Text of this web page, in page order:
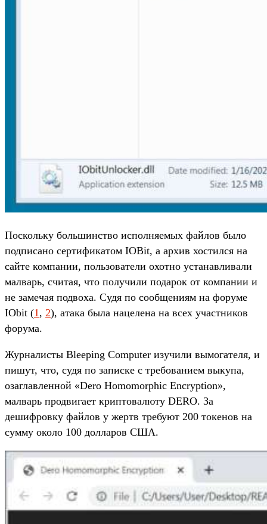
Поскольку большинство исполняемых файлов было
подписано сертификатом IOBit, а архив хостился на
сайте компании, пользователи охотно устанавливали
малварь, считая, что получили подарок от компании и
не замечая подвоха. Судя по сообщениям на форуме
IObit (1 , 2), атака была нацелена на всех участников
форума.
Журналисты Bleeping Computer изучили вымогателя, и
пишут, что, судя по записке с требованием выкупа,
озаглавленной «Dero Homomorphic Encryption»,
малварь продвигает криптовалюту DERO. За
дешифровку файлов у жертв требуют 200 токенов на
сумму около 100 долларов США.